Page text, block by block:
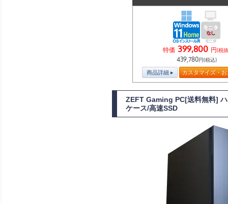
特価 399,800 円(税
439,780円(税込)
商品詳細 カスタマイズ・
ZEFT Gaming PC[送料無料]
ケース/高速SSD